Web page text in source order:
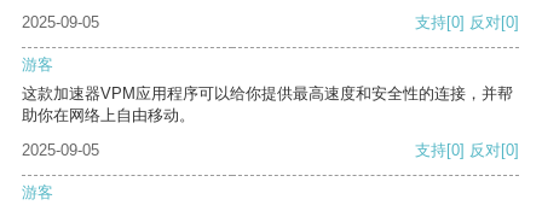
2025-09-05
支持[0] 反对[0]
游客
这款加速器VPM应用程序可以给你提供最高速度和安全性的连接，并帮
助你在网络上自由移动。
2025-09-05
支持[0] 反对[0]
游客